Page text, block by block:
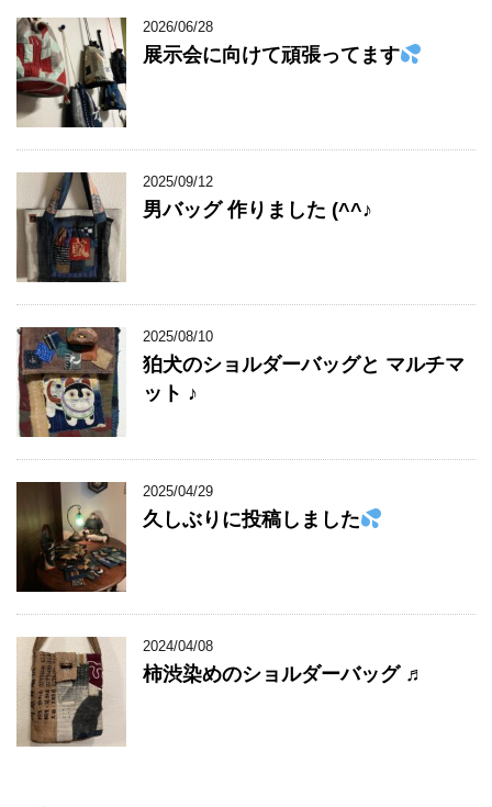
2026/06/28
展示会に向けて頑張ってます
2025/09/12
男バッグ 作りました (^^♪
2025/08/10
狛犬のショルダーバッグと マルチマ
ット ♪
2025/04/29
久しぶりに投稿しました
2024/04/08
柿渋染めのショルダーバッグ ♬